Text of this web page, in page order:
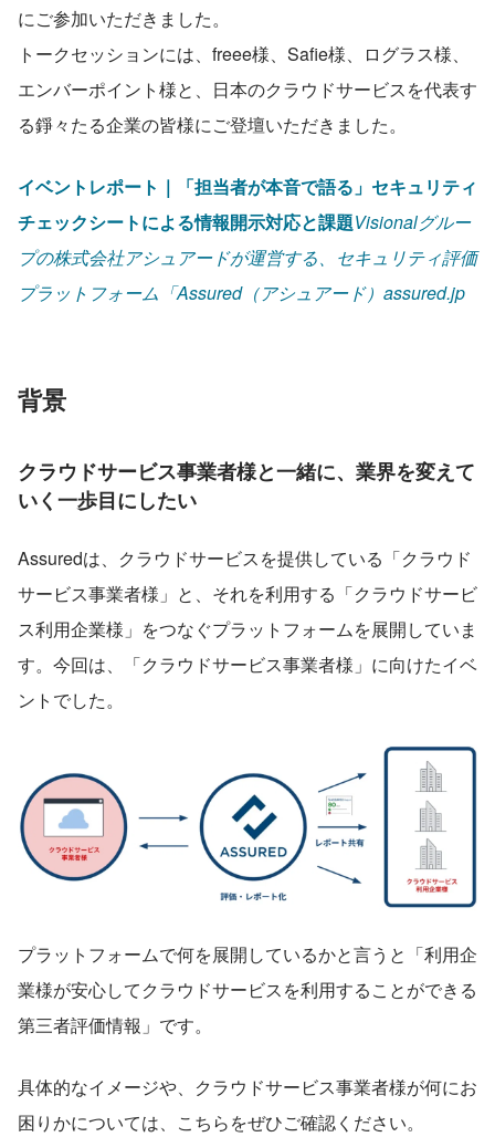
にご参加いただきました。
トークセッションには、freee様、Safie様、ログラス様、
エンバーポイント様と、日本のクラウドサービスを代表す
る錚々たる企業の皆様にご登壇いただきました。
イベントレポート｜「担当者が本音で語る」セキュリティ
チェックシートによる情報開示対応と課題Visionalグルー
プの株式会社アシュアードが運営する、セキュリティ評価
プラットフォーム「Assured（アシュアード）assured.jp
背景
クラウドサービス事業者様と一緒に、業界を変えて
いく一歩目にしたい
Assuredは、クラウドサービスを提供している「クラウド
サービス事業者様」と、それを利用する「クラウドサービ
ス利用企業様」をつなぐプラットフォームを展開していま
す。今回は、「クラウドサービス事業者様」に向けたイベ
ントでした。
プラットフォームで何を展開しているかと言うと「利用企
業様が安心してクラウドサービスを利用することができる
第三者評価情報」です。
具体的なイメージや、クラウドサービス事業者様が何にお
困りかについては、こちらをぜひご確認ください。